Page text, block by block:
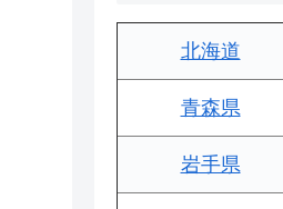
北海道
青森県
岩手県